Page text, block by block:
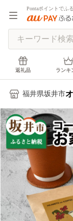
Pontaポイントでふ
返礼品 ランキ
福井県坂井市